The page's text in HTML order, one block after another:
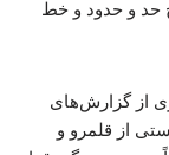
حد و حدود و خط
از گزارش‌های
از قلمرو و